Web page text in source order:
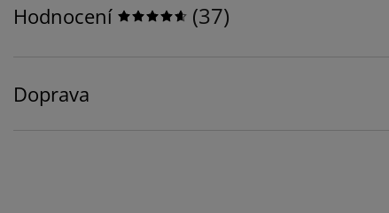
Hodnocení (37)
Doprava